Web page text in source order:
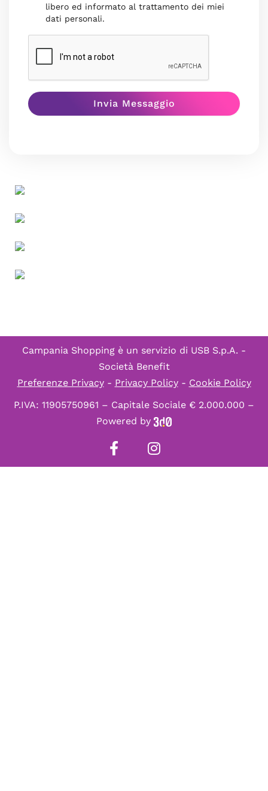
libero ed informato al trattamento dei miei
dati personali.
Campania Shopping è un servizio di USB S.p.A. -
Società Benefit
Preferenze Privacy- Privacy Policy- Cookie Policy
P.IVA: 11905750961 – Capitale Sociale € 2.000.000 –
Powered by